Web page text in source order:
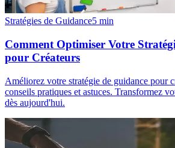
Stratégies de Guidance5 min
Comment Optimiser Votre
pour Créateurs
Améliorez votre stratégie de guidance pour
conseils pratiques et astuces. Transformez
dès aujourd'hui.